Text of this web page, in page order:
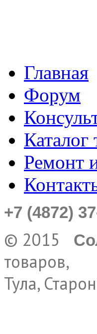
Главная
Форум
Каталог
Ремонт
+7 (4872)
© 2015
товаров,
Тула,